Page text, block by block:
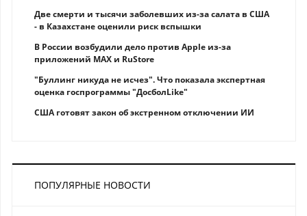
Две смерти и тысячи заболевших из-за салата в США
- в Казахстане оценили риск вспышки
В России возбудили дело против Apple из-за
приложений MAX и RuStore
"Буллинг никуда не исчез". Что показала экспертная
оценка госпрограммы "ДосболLike"
США готовят закон об экстренном отключении ИИ
ПОПУЛЯРНЫЕ НОВОСТИ